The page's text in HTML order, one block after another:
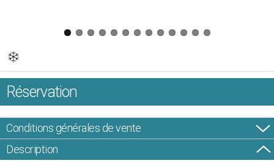
Réservation
Conditions générales de vente
Description